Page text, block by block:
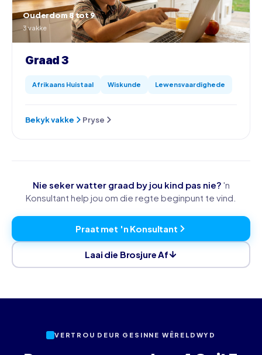
Ouderdom 8 tot 9
3 vakke
Graad 3
Afrikaans Huistaal Wiskunde Lewensvaardighede
Bekyk vakke Pryse
Nie seker watter graad by jou kind pas nie? 'n
Konsultant help jou om die regte beginpunt te vind.
Praat met 'n Konsultant
Laai die Brosjure Af
VERTROU DEUR GESINNE WÊRELDWYD